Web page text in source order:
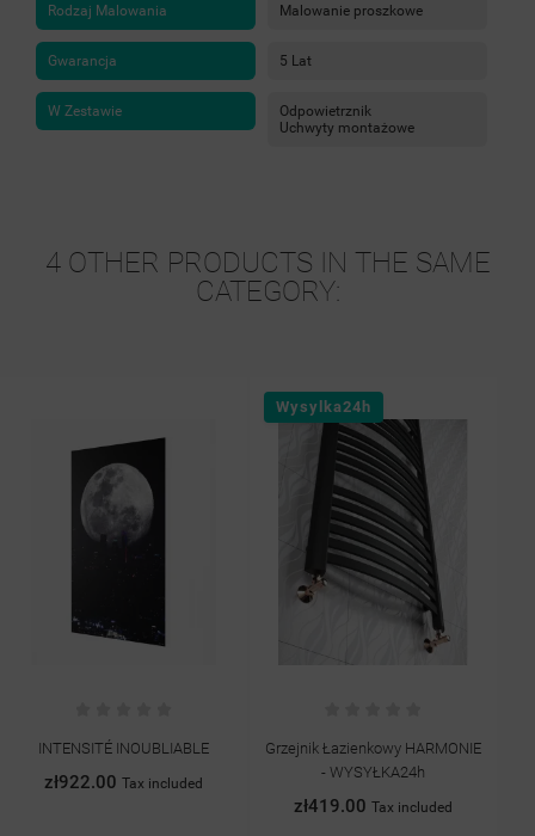
Rodzaj Malowania Malowanie proszkowe
Gwarancja 5 Lat
W Zestawie
Odpowietrznik
Uchwyty montażowe
4 OTHER PRODUCTS IN THE SAME
CATEGORY:
Grzejnik Łazienkowy HARMONIE
Grzejnik Pokojowy Z Obrazem
Art.8
zł1,299.00Tax included